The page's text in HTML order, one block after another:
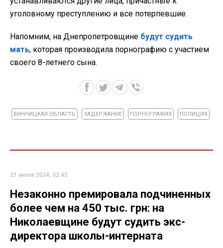
уголовному преступлению и все потерпевшие.
Напомним, на Днепропетровщине будут судить
мать, которая производила порнографию с участием
своего 8-летнего сына.
ВИННИЦКАЯ ОБЛАСТЬ ЗАДЕРЖАНИЕ ПОРНОГРАФИЯ ПОЛИЦИЯ
21 июня 2024, 02:45
Незаконно премировала подчиненных
более чем на 450 тыс. грн: на
Николаевщине будут судить экс-
директора школы-интерната